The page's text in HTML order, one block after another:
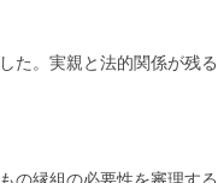
た。実親と法的関係が残る